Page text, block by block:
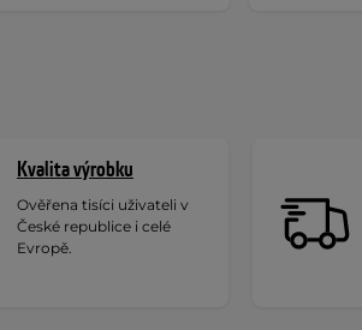
Kvalita výrobku
Ověřena tisíci uživateli v
České republice i celé
Evropě.